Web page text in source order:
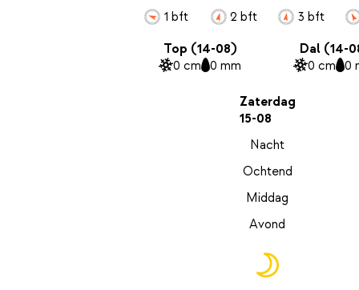
1 bft 2 bft 3 bft
Top (14-08)
0 cm 0 mm
Dal (14-
0 cm 0
Zaterdag
15-08
Nacht
Ochtend
Middag
Avond